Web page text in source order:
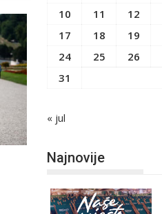
10
11 12
17
18 19
24
25 26
31
« jul
Najnovije